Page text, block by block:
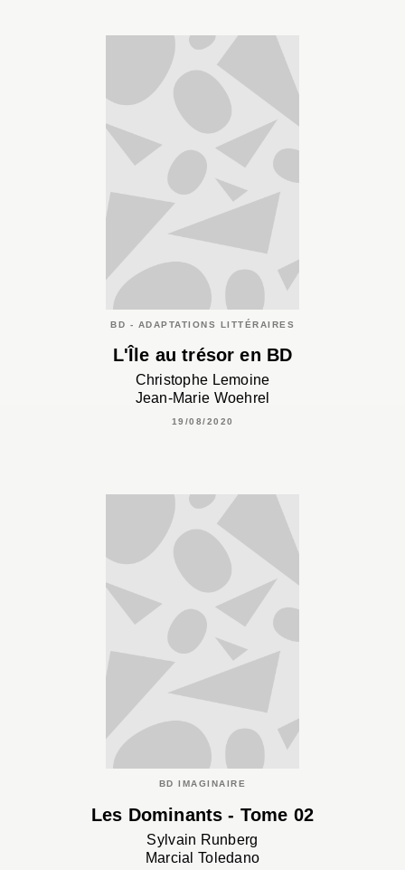
BD - ADAPTATIONS LITTÉRAIRES
L'Île au trésor en BD
Christophe Lemoine
Jean-Marie Woehrel
19/08/2020
BD IMAGINAIRE
Les Dominants - Tome 02
Sylvain Runberg
Marcial Toledano